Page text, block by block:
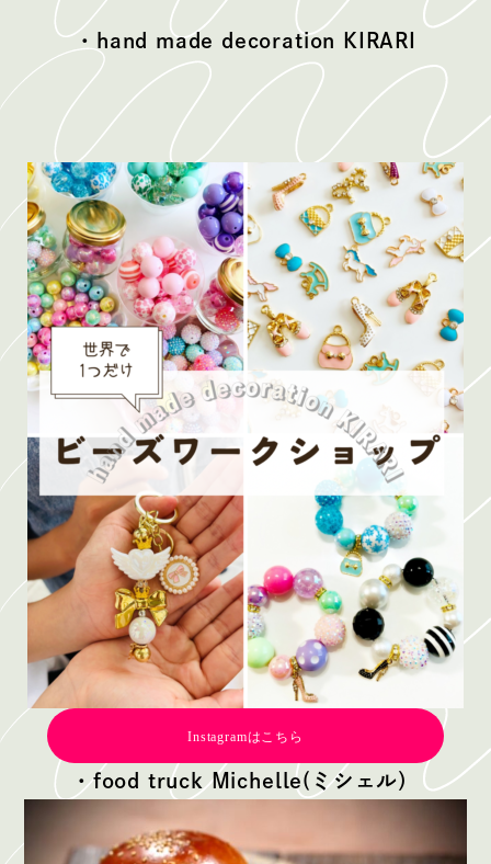
・hand made decoration KIRARI
Instagramはこちら
・food truck Michelle(ミシェル）